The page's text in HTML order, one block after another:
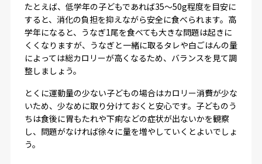
たとえば、低学年の子どもであれば35〜50g程度を目安に
すると、消化の負担を抑えながら安全に食べられます。高
学年になると、うなぎ1尾を食べても大きな問題は起きに
くくなりますが、うなぎと一緒に取るタレや白ごはんの量
によっては総カロリーが高くなるため、バランスを見て調
整しましょう。
とくに運動量の少ない子どもの場合はカロリー消費が少な
いため、少なめに取り分けておくと安心です。子どものう
ちは食後に胃もたれや下痢などの症状が出ないかを観察
し、問題がなければ徐々に量を増やしていくとよいでしょ
う。